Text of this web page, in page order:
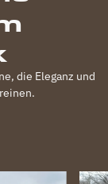
die Eleganz und